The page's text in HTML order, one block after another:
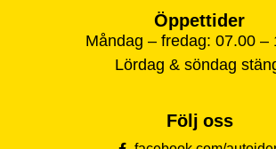
Öppettider
Måndag – fredag: 07.00 –
Lördag & söndag
Följ oss